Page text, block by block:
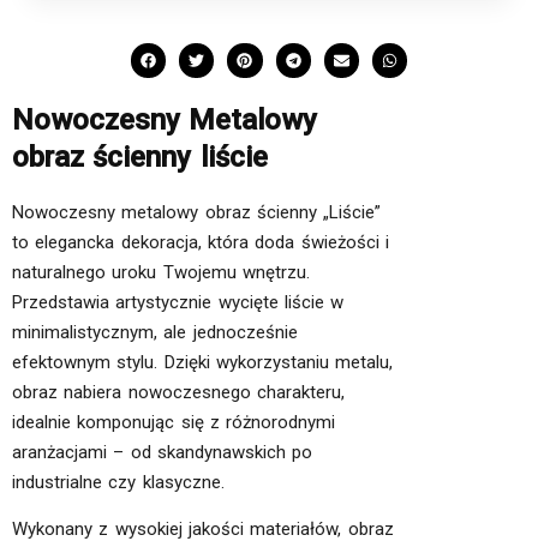
Nowoczesny Metalowy
obraz ścienny liście
Nowoczesny metalowy obraz ścienny „Liście”
to elegancka dekoracja, która doda świeżości i
naturalnego uroku Twojemu wnętrzu.
Przedstawia artystycznie wycięte liście w
minimalistycznym, ale jednocześnie
efektownym stylu. Dzięki wykorzystaniu metalu,
obraz nabiera nowoczesnego charakteru,
idealnie komponując się z różnorodnymi
aranżacjami – od skandynawskich po
industrialne czy klasyczne.
Wykonany z wysokiej jakości materiałów, obraz